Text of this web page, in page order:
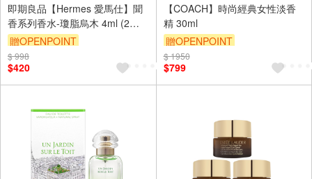
即期良品【Hermes 愛馬仕】聞
香系列香水-瓊脂烏木 4ml (2入
組) (效期至27/08)
贈OPENPOINT
訂單滿 2000 元折抵 100元
（運費不算在 2000 元的範圍
內）
$ 998
$420
【COACH】時尚經典女性淡香
精 30ml
贈OPENPOINT
訂單滿 2000 元折抵 100元
（運費不算在 2000 元的範圍
內）
$ 1950
$799